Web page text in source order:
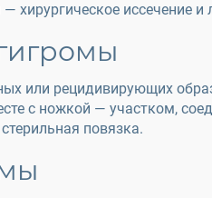
иссечение
или рецидивирующих
с ножкой — участком,
повязка.